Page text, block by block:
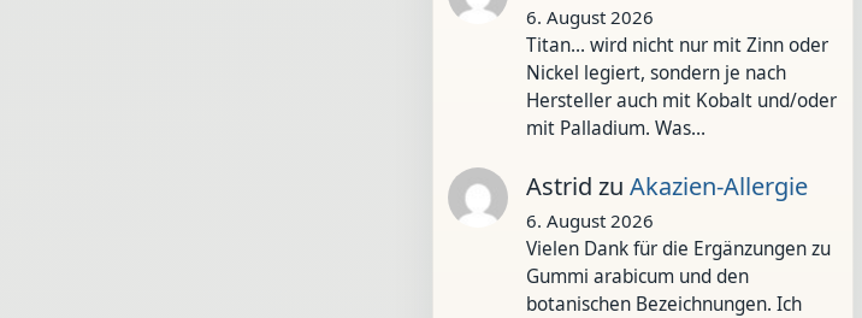
6. August 2026
Titan... wird nicht nur mit Zinn oder
Nickel legiert, sondern je nach
Hersteller auch mit Kobalt und/oder
mit Palladium. Was…
Astrid zu Akazien-Allergie
6. August 2026
Vielen Dank für die Ergänzungen zu
Gummi arabicum und den
botanischen Bezeichnungen. Ich